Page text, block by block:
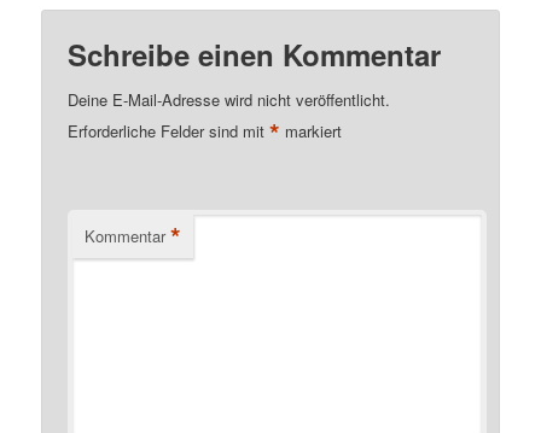
Schreibe einen Kommentar
Deine E-Mail-Adresse wird nicht veröffentlicht.
Erforderliche Felder sind mit* markiert
Kommentar *